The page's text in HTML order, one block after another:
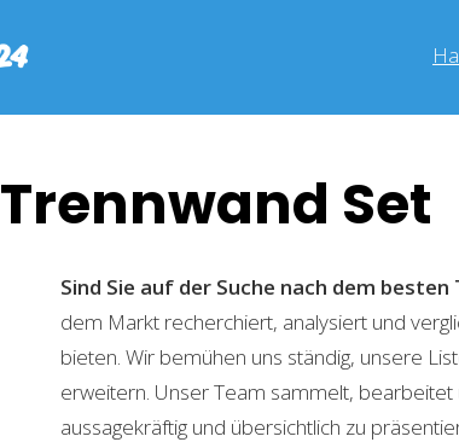
Trennwand Set
Sind Sie auf der Suche nach dem
dem Markt recherchiert, analysiert und
bieten. Wir bemühen uns ständig, unsere
erweitern. Unser Team sammelt,
aussagekräftig und übersichtlich zu